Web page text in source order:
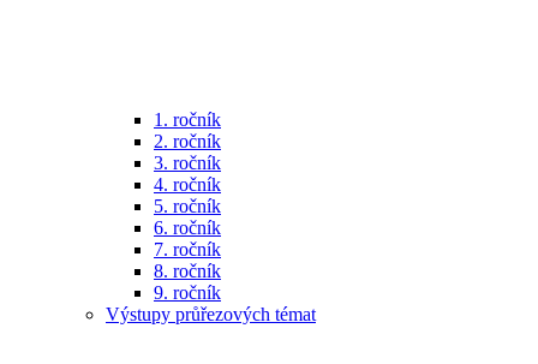
1. ročník
2. ročník
3. ročník
4. ročník
5. ročník
6. ročník
7. ročník
8. ročník
9. ročník
Výstupy průřezových témat